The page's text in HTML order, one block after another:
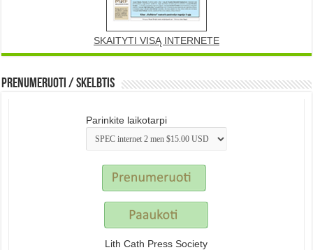
SKAITYTI VISĄ INTERNETE
Prenumeruoti / Skelbtis
Parinkite laikotarpi
Lith Cath Press Society